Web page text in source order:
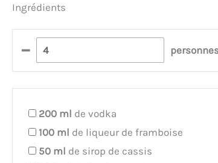
Ingrédients
–
200 ml de vodka
100 ml de liqueur de framboise
50 ml de sirop de cassis